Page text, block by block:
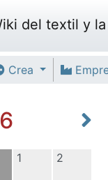
del textil y
Crea
1 2